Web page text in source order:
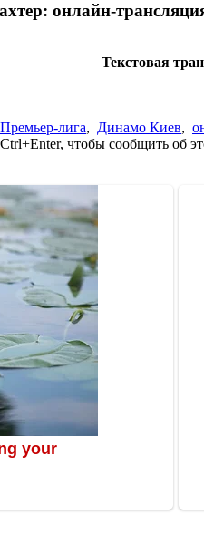
онлайн-
Текстовая
лига, Динамо Киев,
чтобы сообщить об